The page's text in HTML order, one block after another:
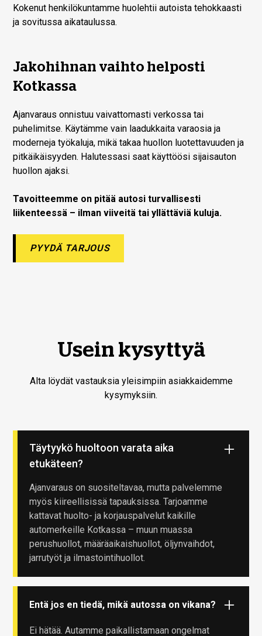
Kokenut henkilökuntamme huolehtii autoista tehokkaasti
ja sovitussa aikataulussa.
Jakohihnan vaihto helposti
Kotkassa
Ajanvaraus onnistuu vaivattomasti verkossa tai
puhelimitse. Käytämme vain laadukkaita varaosia ja
moderneja työkaluja, mikä takaa huollon luotettavuuden ja
pitkäikäisyyden. Halutessasi saat käyttöösi sijaisauton
huollon ajaksi.
Tavoitteemme on pitää autosi turvallisesti
liikenteessä – ilman viiveitä tai yllättäviä kuluja.
PYYDÄ TARJOUS
Usein kysyttyä
Alta löydät vastauksia yleisimpiin asiakkaidemme
kysymyksiin.
Täytyykö huoltoon varata aika
etukäteen?
Ajanvaraus on suositeltavaa, mutta palvelemme
myös kiireellisissä tapauksissa. Tarjoamme
kattavat huolto- ja korjauspalvelut kaikille
automerkeille Kotkassa – muun muassa
perushuollot, määräaikaishuollot, öljynvaihdot,
jarrutyöt ja ilmastointihuollot.
Entä jos en tiedä, mikä autossa on vikana?
Ei hätää. Autamme paikallistamaan ongelmat